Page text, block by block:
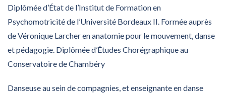
Diplômée d’État de l’Institut de Formation en
Psychomotricité de l’Université Bordeaux II. Formée auprès
de Véronique Larcher en anatomie pour le mouvement, danse
et pédagogie. Diplômée d’Études Chorégraphique au
Conservatoire de Chambéry
Danseuse au sein de compagnies, et enseignante en danse